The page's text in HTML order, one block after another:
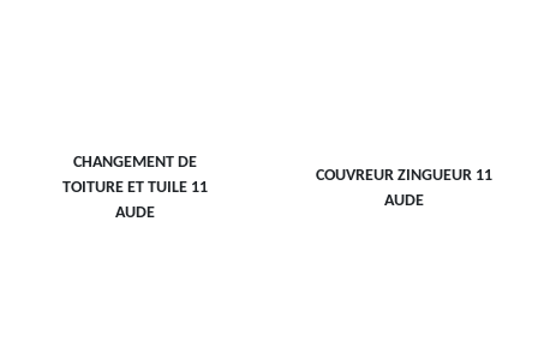
CHANGEMENT DE
TOITURE ET TUILE 11
AUDE
COUVREUR ZINGUEUR 11
AUDE